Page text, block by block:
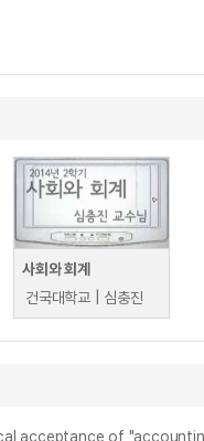
사회와 회계
건국대학교 | 심충진
acceptance of